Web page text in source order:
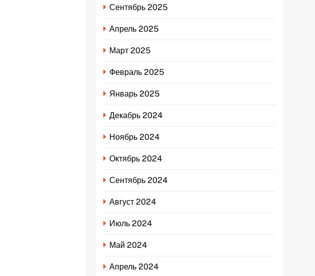
Сентябрь 2025
Апрель 2025
Март 2025
Февраль 2025
Январь 2025
Декабрь 2024
Ноябрь 2024
Октябрь 2024
Сентябрь 2024
Август 2024
Июль 2024
Май 2024
Апрель 2024